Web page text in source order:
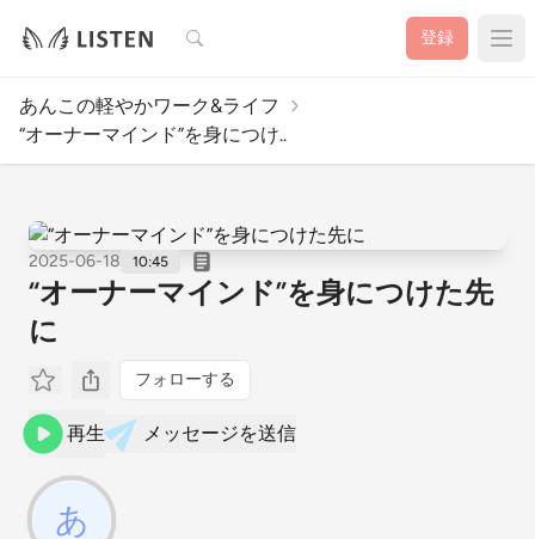
検索 登録
あんこの軽やかワーク&ライフ
“オーナーマインド”を身につけ..
2025-06-18 10:45
“オーナーマインド”を身につけた先
に
フォローする
再生 メッセージを送信